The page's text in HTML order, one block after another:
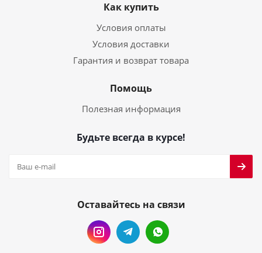
Как купить
Условия оплаты
Условия доставки
Гарантия и возврат товара
Помощь
Полезная информация
Будьте всегда в курсе!
Оставайтесь на связи